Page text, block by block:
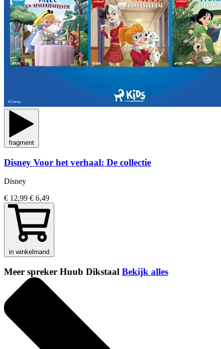
fragment
Disney Voor het verhaal: De collectie
Disney
€ 12,99 € 6,49
in winkelmand
Meer spreker Huub Dikstaal Bekijk alles